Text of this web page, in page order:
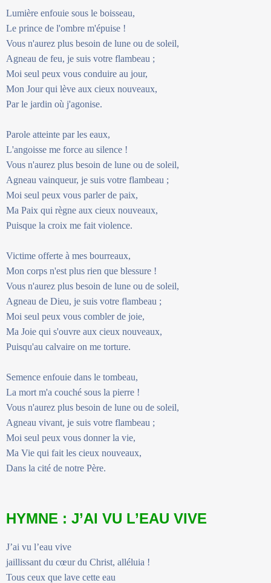
Lumière enfouie sous le boisseau,
Le prince de l'ombre m'épuise !
Vous n'aurez plus besoin de lune ou de soleil,
Agneau de feu, je suis votre flambeau ;
Moi seul peux vous conduire au jour,
Mon Jour qui lève aux cieux nouveaux,
Par le jardin où j'agonise.
Parole atteinte par les eaux,
L'angoisse me force au silence !
Vous n'aurez plus besoin de lune ou de soleil,
Agneau vainqueur, je suis votre flambeau ;
Moi seul peux vous parler de paix,
Ma Paix qui règne aux cieux nouveaux,
Puisque la croix me fait violence.
Victime offerte à mes bourreaux,
Mon corps n'est plus rien que blessure !
Vous n'aurez plus besoin de lune ou de soleil,
Agneau de Dieu, je suis votre flambeau ;
Moi seul peux vous combler de joie,
Ma Joie qui s'ouvre aux cieux nouveaux,
Puisqu'au calvaire on me torture.
Semence enfouie dans le tombeau,
La mort m'a couché sous la pierre !
Vous n'aurez plus besoin de lune ou de soleil,
Agneau vivant, je suis votre flambeau ;
Moi seul peux vous donner la vie,
Ma Vie qui fait les cieux nouveaux,
Dans la cité de notre Père.
HYMNE : J’AI VU L’EAU VIVE
J’ai vu l’eau vive
jaillissant du cœur du Christ, alléluia !
Tous ceux que lave cette eau